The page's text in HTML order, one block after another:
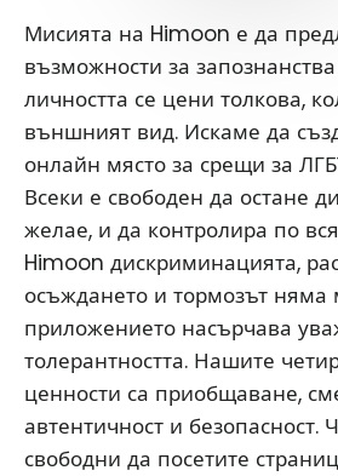
Мисията на Himoon е да
възможности за
личността се цени толкова,
външният вид. Искаме да
онлайн място за срещи за
Всеки е свободен да остане
желае, и да контролира по
Himoon дискриминацията,
осъждането и тормозът няма
приложението насърчава
толерантността. Нашите
ценности са приобщаване,
автентичност и безопасност.
свободни да посетите